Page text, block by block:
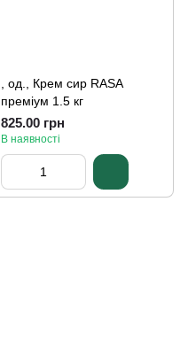
, од., Крем сир RASA
преміум 1.5 кг
825.00 грн
В наявності